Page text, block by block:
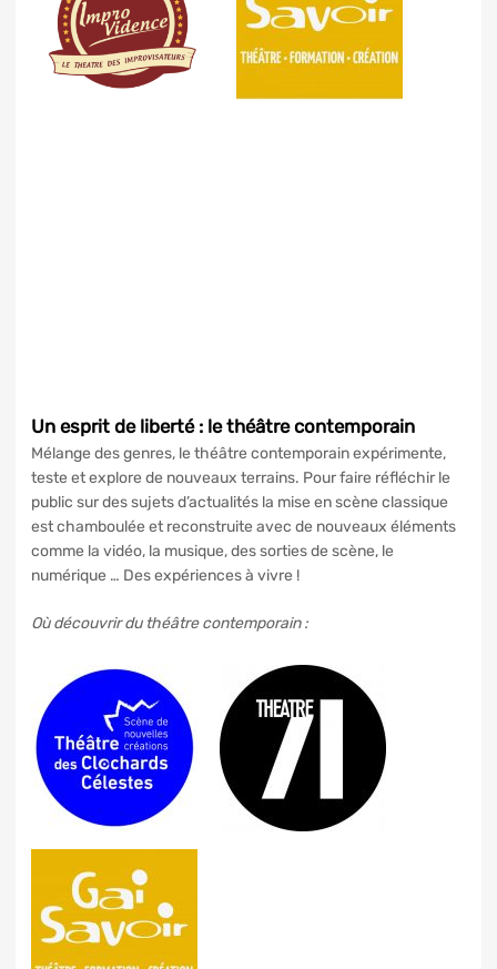
Un esprit de liberté : le théâtre contemporain
Mélange des genres, le théâtre contemporain expérimente,
teste et explore de nouveaux terrains. Pour faire réfléchir le
public sur des sujets d’actualités la mise en scène classique
est chamboulée et reconstruite avec de nouveaux éléments
comme la vidéo, la musique, des sorties de scène, le
numérique … Des expériences à vivre !
Où découvrir du théâtre contemporain :